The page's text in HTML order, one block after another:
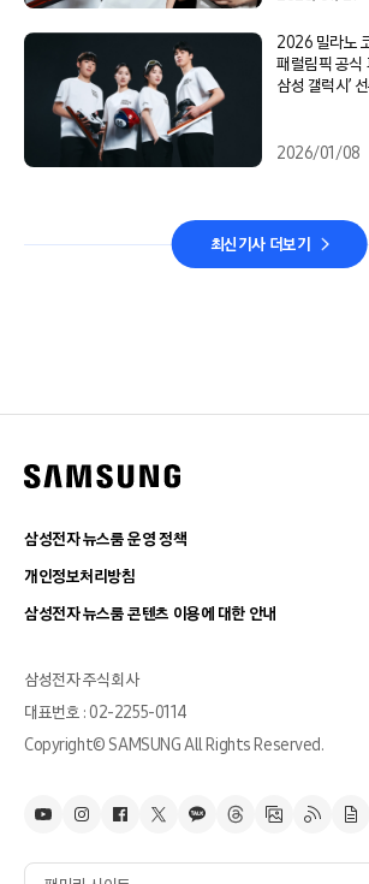
2026 밀라노
패럴림픽 공식
삼성 갤럭시’
2026/01/08
최신기사 더보기
삼성전자 뉴스룸 운영 정책
개인정보처리방침
삼성전자 뉴스룸 콘텐츠 이용에 대한 안내
삼성전자 주식회사
대표번호 : 02-2255-0114
Copyright© SAMSUNG All Rights Reserved.